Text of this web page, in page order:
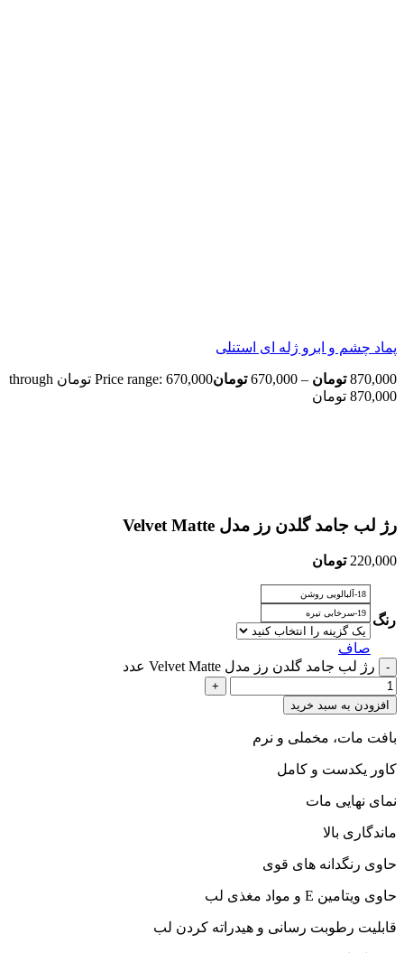
پماد چشم و ابرو ژله ای استنلی
870,000 تومان –
670,000 تومان
Price range: 670,000 تومان through
870,000 تومان
رژ لب جامد گلدن رز مدل Velvet Matte
220,000 تومان
رنگ
18-آلبالویی روشن
19-سرخابی تیره
صاف
رژ لب جامد گلدن رز مدل Velvet Matte عدد
افزودن به سبد خرید
بافت مات، مخملی و نرم
کاور یکدست و کامل
نمای نهایی مات
ماندگاری بالا
حاوی رنگدانه های قوی
حاوی ویتامین E و مواد مغذی لب
قابلیت رطوبت رسانی و هیدراته کردن لب